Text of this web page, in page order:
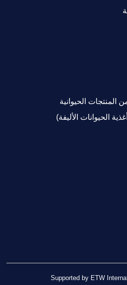
المنتجات الحيوانية
الحيوانات الأليفة)
Supported by ETW